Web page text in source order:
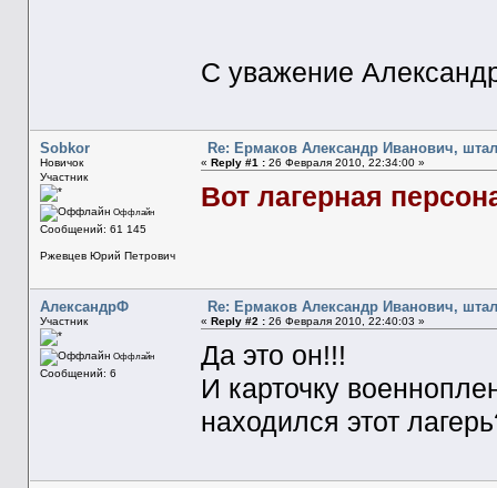
С уважение
Sobkor
Новичок
Участник
Оффлайн
Сообщений: 61 145
Ржевцев Юрий Петрович
Re: Ермаков Александр Иванович,
« Reply #1 :26 Февраля 2010, 22:34:00 »
Вот лагерная
АлександрФ
Участник
Оффлайн
Сообщений: 6
Re: Ермаков Александр Иванович,
« Reply #2 :26 Февраля 2010, 22:40:03 »
Да это он!!!
И карточку
находился этот